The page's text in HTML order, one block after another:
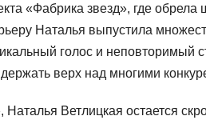
«Фабрика звезд», где
Наталья выпустила
голос и неповторимый
верх над многими
Наталья Ветлицкая остается